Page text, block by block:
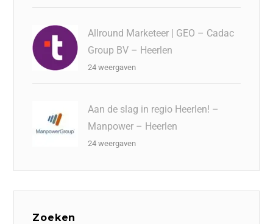
Allround Marketeer | GEO – Cadac
Group BV – Heerlen
24 weergaven
Aan de slag in regio Heerlen! –
Manpower – Heerlen
24 weergaven
Zoeken